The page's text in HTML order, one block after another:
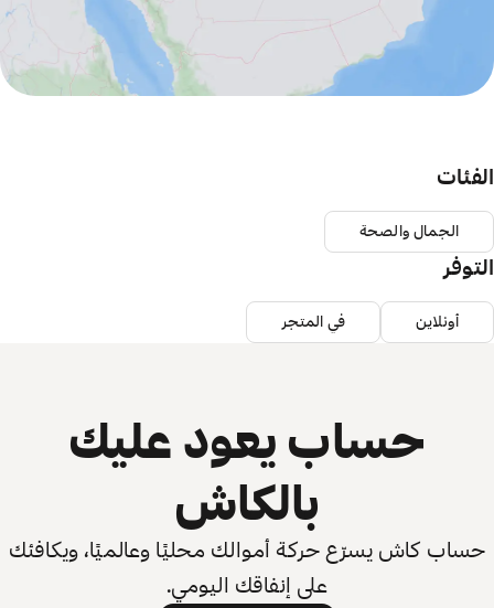
الفئات
الجمال والصحة
التوفر
أونلاين في المتجر
حساب يعود عليك
بالكاش
حساب كاش يسرّع حركة أموالك محليًا وعالميًا، ويكافئك
على إنفاقك اليومي.